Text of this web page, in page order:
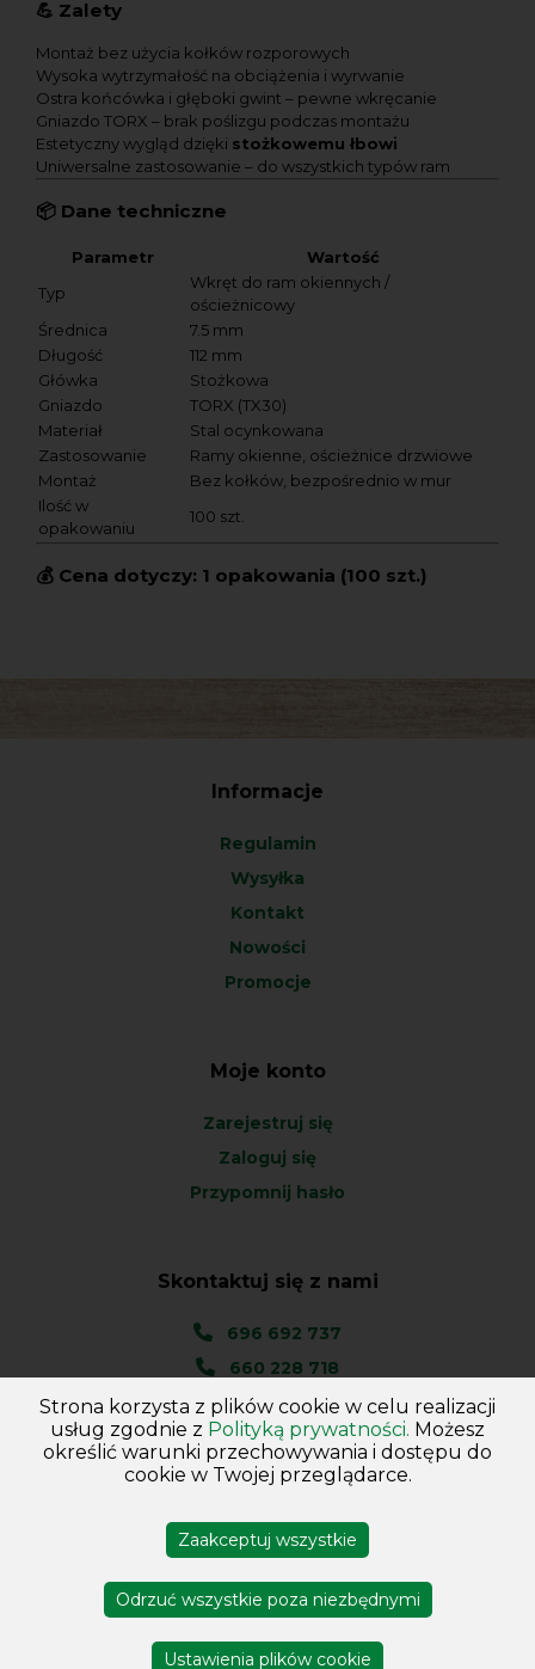
💪 Zalety
Montaż bez użycia kołków rozporowych
Wysoka wytrzymałość na obciążenia i wyrwanie
Ostra końcówka i głęboki gwint – pewne wkręcanie
Gniazdo TORX – brak poślizgu podczas montażu
Estetyczny wygląd dzięki stożkowemu łbowi
Uniwersalne zastosowanie – do wszystkich typów ram
📦 Dane techniczne
Parametr
Wartość
Typ
Wkręt do ram okiennych /
ościeżnicowy
Średnica
7.5 mm
Długość
112 mm
Główka
Stożkowa
Gniazdo
TORX (TX30)
Materiał
Stal ocynkowana
Zastosowanie
Ramy okienne, ościeżnice drzwiowe
Montaż
Bez kołków, bezpośrednio w mur
Ilość w
opakowaniu
100 szt.
💰 Cena dotyczy: 1 opakowania (100 szt.)
Informacje
Regulamin
Wysyłka
Kontakt
Nowości
Promocje
Moje konto
Zarejestruj się
Zaloguj się
Przypomnij hasło
Skontaktuj się z nami
696 692 737
660 228 718
Ul. Węgierska 1A
46-045 Kotórz Mały
(woj. Opolskie)
Copyright © 2026 Hurtownia - Majster. Wszelkie prawa
internetowe
Strona korzysta z plików cookie w celu realizacji
usług zgodnie z Polityką prywatności. Możesz
określić warunki przechowywania i dostępu do
cookie w Twojej przeglądarce.
Zaakceptuj wszystkie
Odrzuć wszystkie poza niezbędnymi
Ustawienia plików cookie